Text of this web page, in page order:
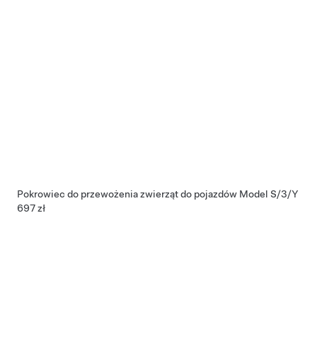
Pokrowiec do przewożenia zwierząt do pojazdów Model S/3/Y
697 zł